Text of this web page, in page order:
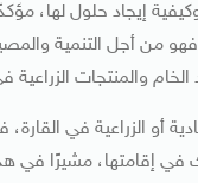
إيجاد حلول لها،
فهو من أجل التنمية
والمنتجات الزراعية
أو الزراعية في
إقامتها، مشيرًا في